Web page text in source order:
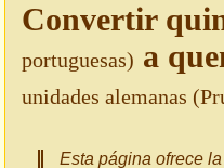
Convertir
portuguesas) a
unidades alemanas
Esta página ofrece